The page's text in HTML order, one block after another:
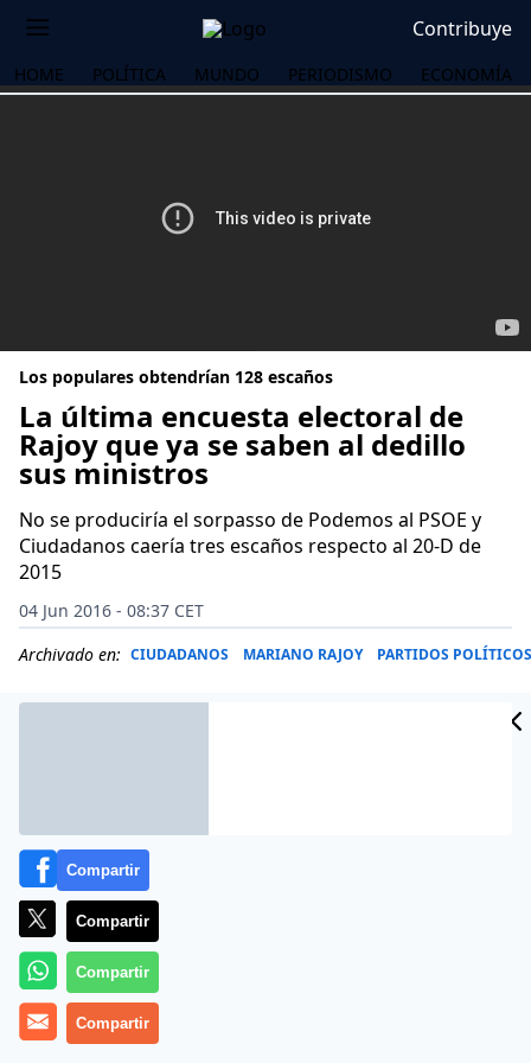
Contribuye
HOME POLÍTICA MUNDO PERIODISMO ECONOMÍA
Los populares obtendrían 128 escaños
La última encuesta electoral de
Rajoy que ya se saben al dedillo
sus ministros
No se produciría el sorpasso de Podemos al PSOE y
Ciudadanos caería tres escaños respecto al 20-D de
2015
04 Jun 2016 - 08:37 CET
Archivado en: CIUDADANOS MARIANO RAJOY PARTIDOS POLÍTICOS
Mariano Rajoy ha trasladado el 3 de junio de 2016 a
Compartir
Compartir
Compartir
Compartir